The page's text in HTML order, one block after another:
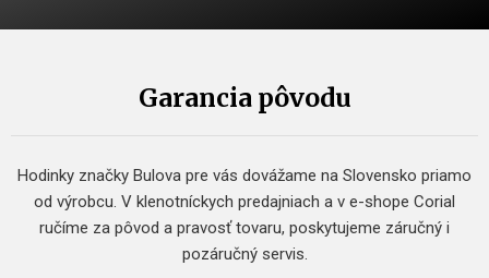
Garancia pôvodu
Hodinky značky Bulova pre vás dovážame na Slovensko priamo
od výrobcu. V klenotníckych predajniach a v e-shope Corial
ručíme za pôvod a pravosť tovaru, poskytujeme záručný i
pozáručný servis.